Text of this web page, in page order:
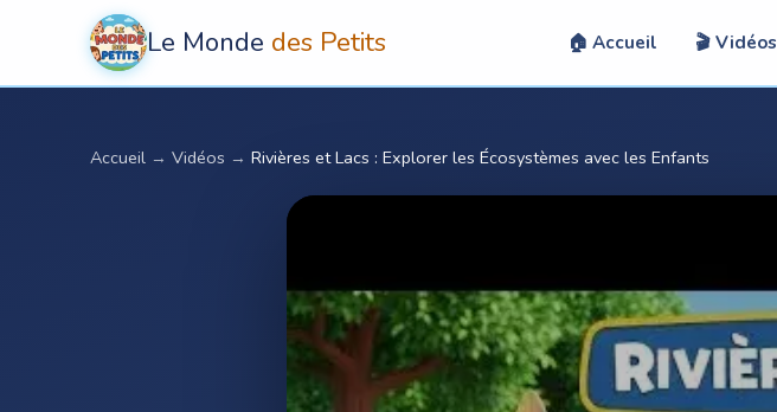
Le Monde des Petits 🏠 Accueil 🎬 Vidéos
Accueil → Vidéos → Rivières et Lacs : Explorer les Écosystèmes avec les Enfants